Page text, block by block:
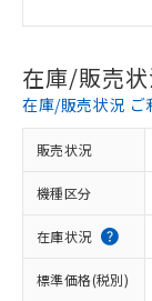
在庫/販売
在庫/販売状況 ご
販売状況
機種区分
在庫状況
標準価格(税別)